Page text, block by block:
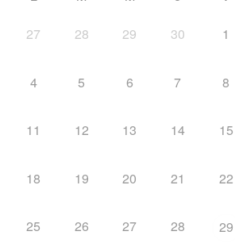
27 28 29 30 1
4 5 6 7 8
11 12 13 14 15
18 19 20 21 22
25 26 27 28 29